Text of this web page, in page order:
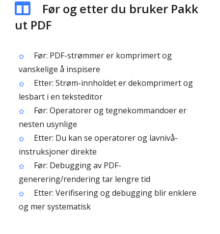
Før og etter du bruker Pakk
ut PDF
Før: PDF-strømmer er komprimert og
vanskelige å inspisere
Etter: Strøm-innholdet er dekomprimert og
lesbart i en teksteditor
Før: Operatorer og tegnekommandoer er
nesten usynlige
Etter: Du kan se operatorer og lavnivå-
instruksjoner direkte
Før: Debugging av PDF-
generering/rendering tar lengre tid
Etter: Verifisering og debugging blir enklere
og mer systematisk